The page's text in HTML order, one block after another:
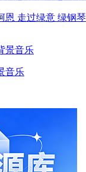
恩 走过绿意 绿钢琴
音乐